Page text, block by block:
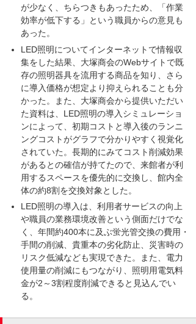
が少なく、ちらつきもあったため、「作業
効率が低下する」という職員からの意見も
あった。
LED照明についてインターネットで情報収
集をした結果、大塚商会のWebサイトで既
存の照明器具を流用する商品を知り、さら
に導入価格が想定より抑えられることも分
かった。また、大塚商会から提供いただい
た資料は、LED照明の導入シミュレーショ
ンによって、初期コストと導入後のランニ
ングコストがグラフで分かりやすく視覚化
されていた。長期的にみてコスト削減効果
があるとの確信が持てたので、来館者が利
用するスペースを優先的に交換し、館内全
体の約8割を交換対象とした。
LED照明の導入は、利用者サービスの向上
や職員の業務環境改善という側面だけでな
く、年間約400本に及ぶ蛍光管交換の費用・
手間の削減、貴重本の劣化防止、災害時の
リスク低減なども実現できた。また、電力
使用量の削減にもつながり、照明用電気料
金が2～3割程度削減できると見込んでい
る。